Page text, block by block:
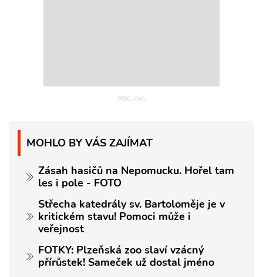
MOHLO BY VÁS ZAJÍMAT
Zásah hasičů na Nepomucku. Hořel tam
les i pole - FOTO
Střecha katedrály sv. Bartoloměje je v
kritickém stavu! Pomoci může i
veřejnost
FOTKY: Plzeňská zoo slaví vzácný
přírůstek! Sameček už dostal jméno